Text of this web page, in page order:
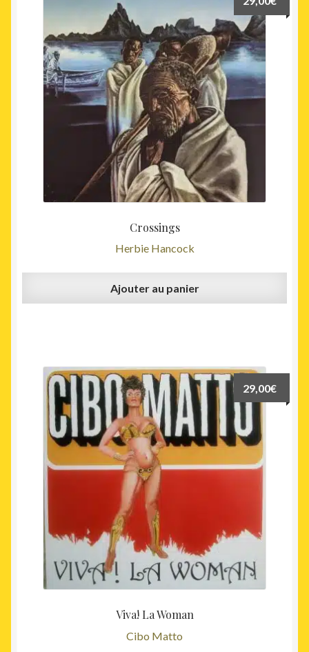
Crossings
Herbie Hancock
Ajouter au panier
Viva! La Woman
Cibo Matto
29,00€